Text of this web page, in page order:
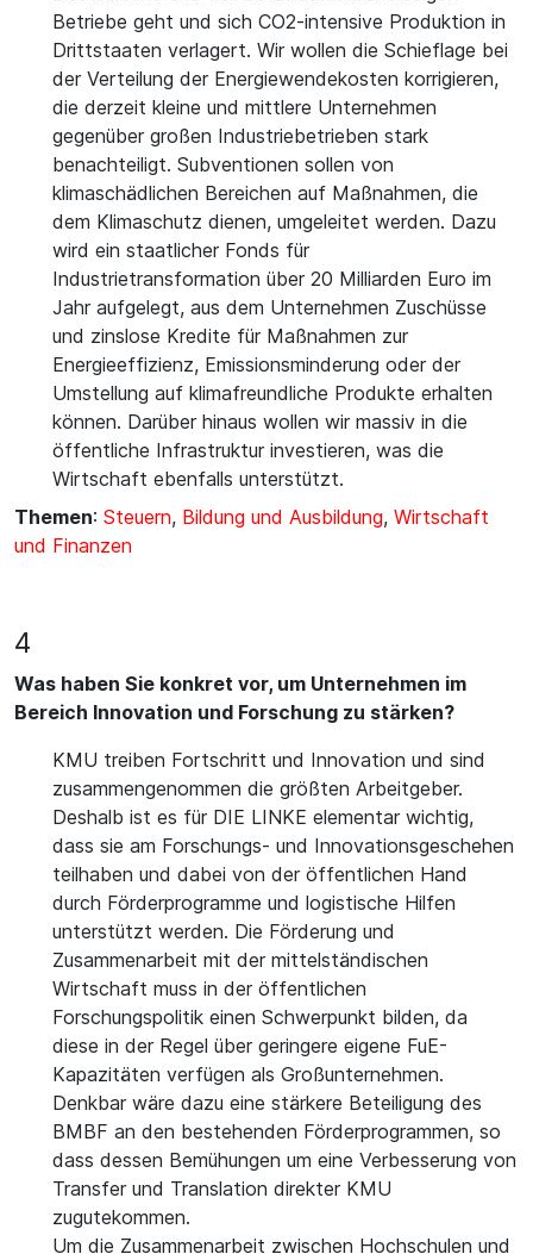
Betriebe geht und sich CO2-intensive Produktion in
Drittstaaten verlagert. Wir wollen die Schieflage bei
der Verteilung der Energiewendekosten korrigieren,
die derzeit kleine und mittlere Unternehmen
gegenüber großen Industriebetrieben stark
benachteiligt. Subventionen sollen von
klimaschädlichen Bereichen auf Maßnahmen, die
dem Klimaschutz dienen, umgeleitet werden. Dazu
wird ein staatlicher Fonds für
Industrietransformation über 20 Milliarden Euro im
Jahr aufgelegt, aus dem Unternehmen Zuschüsse
und zinslose Kredite für Maßnahmen zur
Energieeffizienz, Emissionsminderung oder der
Umstellung auf klimafreundliche Produkte erhalten
können. Darüber hinaus wollen wir massiv in die
öffentliche Infrastruktur investieren, was die
Wirtschaft ebenfalls unterstützt.
Themen: Steuern, Bildung und Ausbildung, Wirtschaft
und Finanzen
4
Was haben Sie konkret vor, um Unternehmen im
Bereich Innovation und Forschung zu stärken?
KMU treiben Fortschritt und Innovation und sind
zusammengenommen die größten Arbeitgeber.
Deshalb ist es für DIE LINKE elementar wichtig,
dass sie am Forschungs- und Innovationsgeschehen
teilhaben und dabei von der öffentlichen Hand
durch Förderprogramme und logistische Hilfen
unterstützt werden. Die Förderung und
Zusammenarbeit mit der mittelständischen
Wirtschaft muss in der öffentlichen
Forschungspolitik einen Schwerpunkt bilden, da
diese in der Regel über geringere eigene FuE-
Kapazitäten verfügen als Großunternehmen.
Denkbar wäre dazu eine stärkere Beteiligung des
BMBF an den bestehenden Förderprogrammen, so
dass dessen Bemühungen um eine Verbesserung von
Transfer und Translation direkter KMU
zugutekommen.
Um die Zusammenarbeit zwischen Hochschulen und